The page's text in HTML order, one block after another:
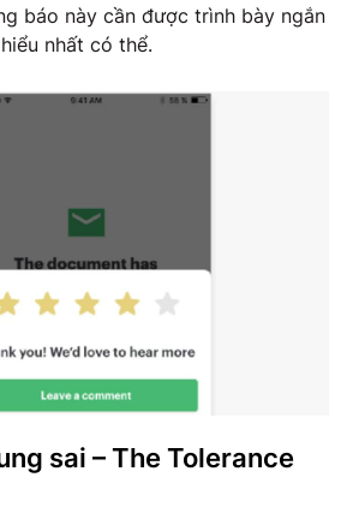
báo này cần được trình bày ngắn
nhất có thể.
sai – The Tolerance